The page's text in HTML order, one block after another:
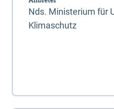
Nds. Ministerium für
Klimaschutz